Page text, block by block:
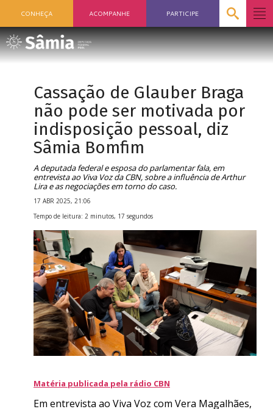
CONHEÇA ACOMPANHE PARTICIPE
Cassação de Glauber Braga
não pode ser motivada por
indisposição pessoal, diz
Sâmia Bomfim
A deputada federal e esposa do parlamentar fala, em
entrevista ao Viva Voz da CBN, sobre a influência de Arthur
Lira e as negociações em torno do caso.
17 ABR 2025, 21:06
Tempo de leitura: 2 minutos, 17 segundos
Matéria publicada pela rádio CBN
Em entrevista ao Viva Voz com Vera Magalhães,